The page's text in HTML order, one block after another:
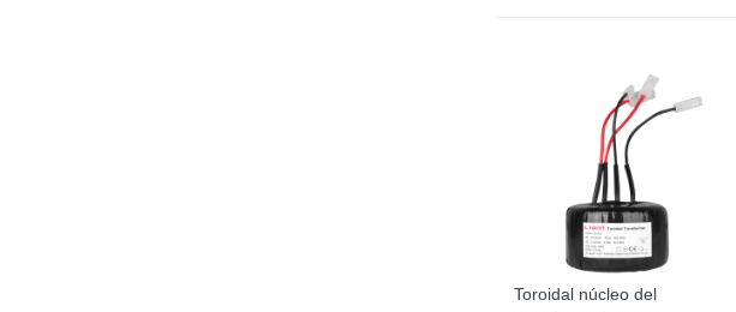
Toroidal núcleo del